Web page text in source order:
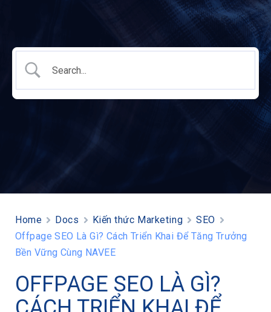
Home Docs Kiến thức Marketing
SEO
Offpage SEO Là Gì? Cách Triển Khai Để Tăng Trưởng
Bền Vững Cùng NAVEE
OFFPAGE SEO LÀ GÌ?